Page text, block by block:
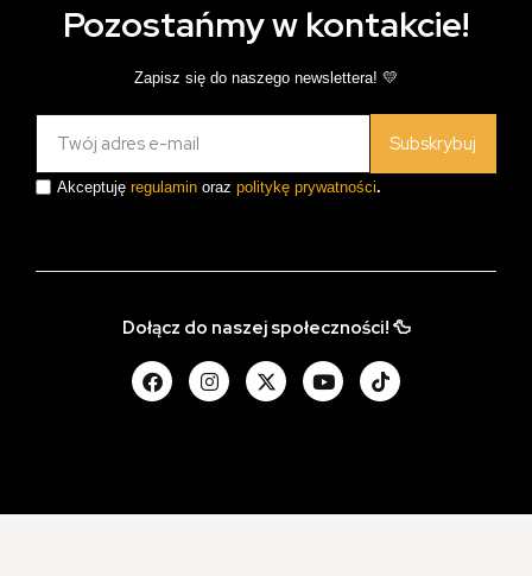
Pozostańmy w kontakcie!
Zapisz się do naszego newslettera! 💛
Subskrybuj
Akceptuję regulamin oraz politykę prywatności.
Dołącz do naszej społeczności! 🦆